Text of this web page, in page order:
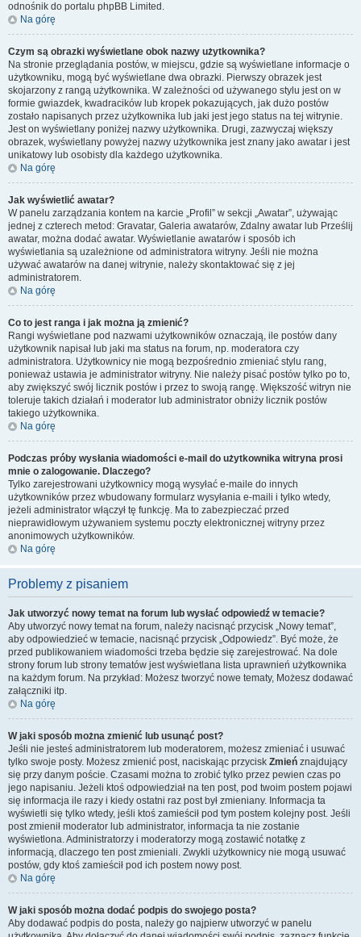
odnośnik do portalu phpBB Limited.
Na górę
Czym są obrazki wyświetlane obok nazwy użytkownika?
Na stronie przeglądania postów, w miejscu, gdzie są wyświetlane informacje o
użytkowniku, mogą być wyświetlane dwa obrazki. Pierwszy obrazek jest
skojarzony z rangą użytkownika. W zależności od używanego stylu jest on w
formie gwiazdek, kwadracików lub kropek pokazujących, jak dużo postów
zostało napisanych przez użytkownika lub jaki jest jego status na tej witrynie.
Jest on wyświetlany poniżej nazwy użytkownika. Drugi, zazwyczaj większy
obrazek, wyświetlany powyżej nazwy użytkownika jest znany jako awatar i jest
unikatowy lub osobisty dla każdego użytkownika.
Na górę
Jak wyświetlić awatar?
W panelu zarządzania kontem na karcie „Profil” w sekcji „Awatar”, używając
jednej z czterech metod: Gravatar, Galeria awatarów, Zdalny awatar lub Prześlij
awatar, można dodać awatar. Wyświetlanie awatarów i sposób ich
wyświetlania są uzależnione od administratora witryny. Jeśli nie można
używać awatarów na danej witrynie, należy skontaktować się z jej
administratorem.
Na górę
Co to jest ranga i jak można ją zmienić?
Rangi wyświetlane pod nazwami użytkowników oznaczają, ile postów dany
użytkownik napisał lub jaki ma status na forum, np. moderatora czy
administratora. Użytkownicy nie mogą bezpośrednio zmieniać stylu rang,
ponieważ ustawia je administrator witryny. Nie należy pisać postów tylko po to,
aby zwiększyć swój licznik postów i przez to swoją rangę. Większość witryn nie
toleruje takich działań i moderator lub administrator obniży licznik postów
takiego użytkownika.
Na górę
Podczas próby wysłania wiadomości e-mail do użytkownika witryna prosi
mnie o zalogowanie. Dlaczego?
Tylko zarejestrowani użytkownicy mogą wysyłać e-maile do innych
użytkowników przez wbudowany formularz wysyłania e-maili i tylko wtedy,
jeżeli administrator włączył tę funkcję. Ma to zabezpieczać przed
nieprawidłowym używaniem systemu poczty elektronicznej witryny przez
anonimowych użytkowników.
Na górę
Problemy z pisaniem
Jak utworzyć nowy temat na forum lub wysłać odpowiedź w temacie?
Aby utworzyć nowy temat na forum, należy nacisnąć przycisk „Nowy temat”,
aby odpowiedzieć w temacie, nacisnąć przycisk „Odpowiedz”. Być może, że
przed publikowaniem wiadomości trzeba będzie się zarejestrować. Na dole
strony forum lub strony tematów jest wyświetlana lista uprawnień użytkownika
na każdym forum. Na przykład: Możesz tworzyć nowe tematy, Możesz dodawać
załączniki itp.
Na górę
W jaki sposób można zmienić lub usunąć post?
Jeśli nie jesteś administratorem lub moderatorem, możesz zmieniać i usuwać
tylko swoje posty. Możesz zmienić post, naciskając przycisk Zmień znajdujący
się przy danym poście. Czasami można to zrobić tylko przez pewien czas po
jego napisaniu. Jeżeli ktoś odpowiedział na ten post, pod twoim postem pojawi
się informacja ile razy i kiedy ostatni raz post był zmieniany. Informacja ta
wyświetli się tylko wtedy, jeśli ktoś zamieścił pod tym postem kolejny post. Jeśli
post zmienił moderator lub administrator, informacja ta nie zostanie
wyświetlona. Administratorzy i moderatorzy mogą zostawić notatkę z
informacją, dlaczego ten post zmieniali. Zwykli użytkownicy nie mogą usuwać
postów, gdy ktoś zamieścił pod ich postem nowy post.
Na górę
W jaki sposób można dodać podpis do swojego posta?
Aby dodawać podpis do posta, należy go najpierw utworzyć w panelu